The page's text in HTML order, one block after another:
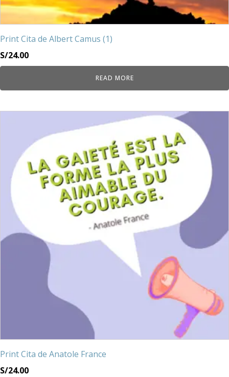
Print Cita de Albert Camus (1)
S/24.00
READ MORE
Print Cita de Anatole France
S/24.00